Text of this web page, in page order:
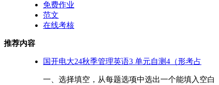
免费作业
范文
在线考核
推荐内容
国开电大24秋季管理英语3 单元自测4（形考占
一、选择填空，从每题选项中选出一个能填入空白